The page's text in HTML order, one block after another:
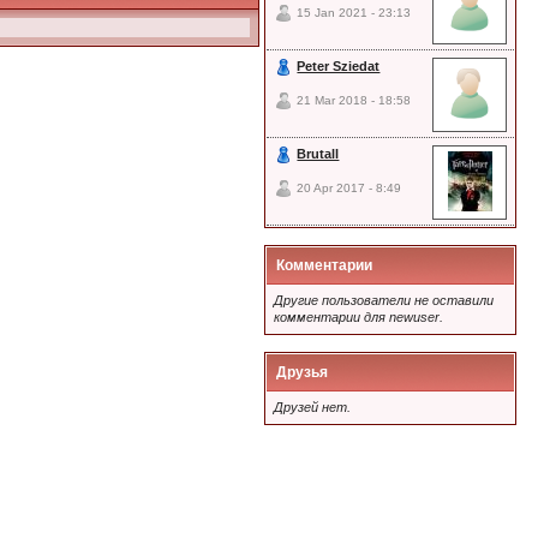
15 Jan 2021 - 23:13
Peter Sziedat
21 Mar 2018 - 18:58
Brutall
20 Apr 2017 - 8:49
Комментарии
Другие пользователи не оставили
комментарии для newuser.
Друзья
Друзей нет.